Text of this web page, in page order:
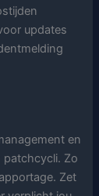
updates
en
Zo
Zet